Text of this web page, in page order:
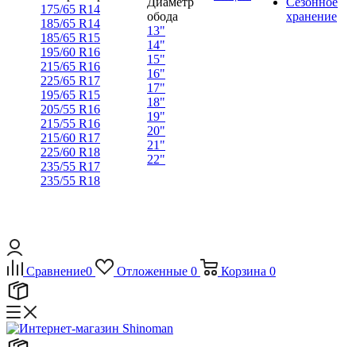
175/65 R14
185/65 R14
185/65 R15
195/60 R16
215/65 R16
225/65 R17
195/65 R15
205/55 R16
215/55 R16
215/60 R17
225/60 R18
235/55 R17
235/55 R18
обода
13"
14"
15"
16"
17"
18"
19"
20"
21"
22"
хранение
Сравнение0 Отложенные 0 Корзина 0